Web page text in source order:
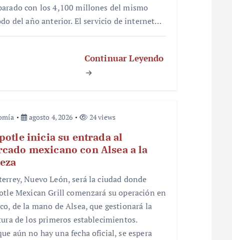
con los 4,100 millones del mismo
del año anterior. El servicio de internet…
Continuar Leyendo
agosto 4, 2026 24 views
inicia su entrada al
mexicano con Alsea a la
Nuevo León, será la ciudad donde
Mexican Grill comenzará su operación en
de la mano de Alsea, que gestionará la
de los primeros establecimientos.
aún no hay una fecha oficial, se espera